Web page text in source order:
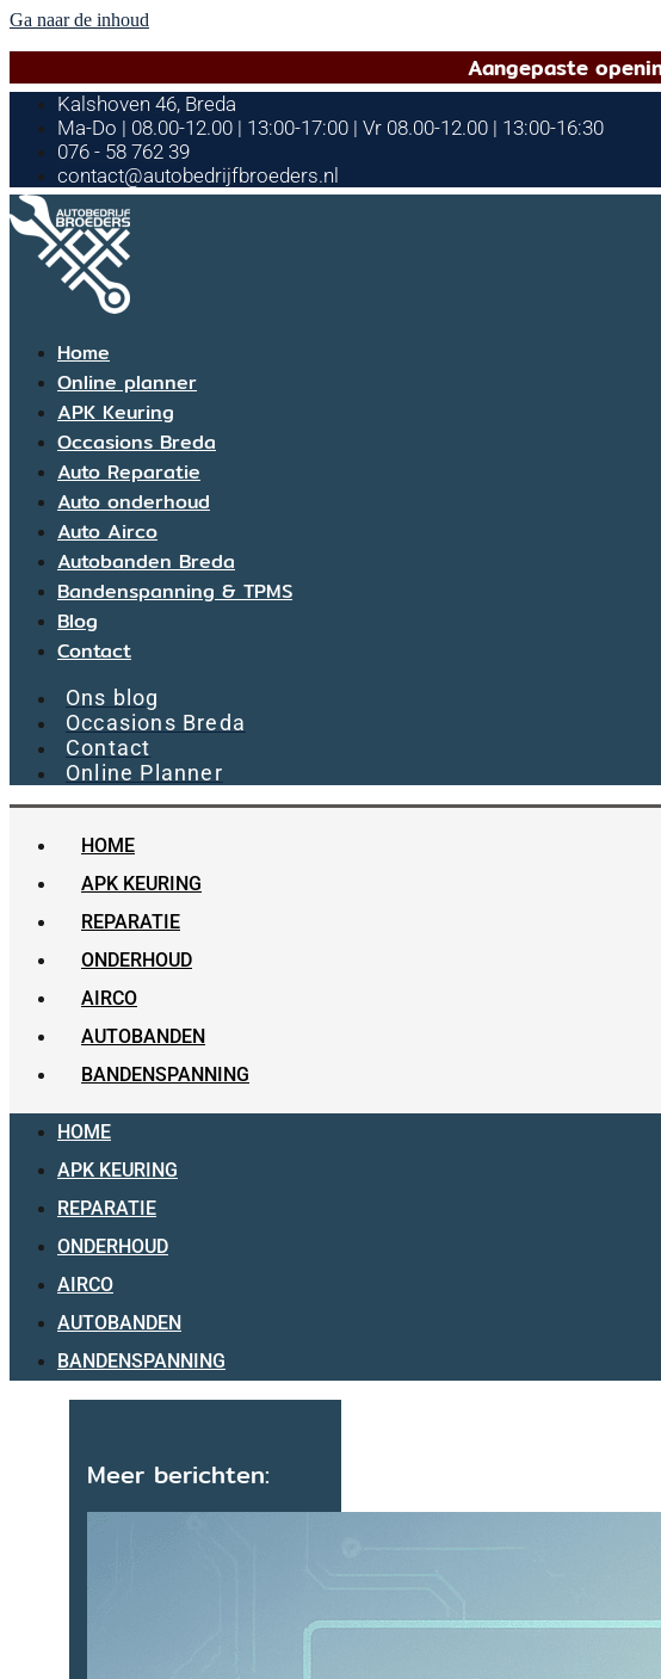
Ga naar de inhoud
Aangepaste
Kalshoven 46, Breda
Ma-Do | 08.00-12.00 | 13:00-17:00 | Vr 08.00-12.00 | 13:00-16:30
076 - 58 762 39
contact@autobedrijfbroeders.nl
Home
Online planner
APK Keuring
Occasions Breda
Auto Reparatie
Auto onderhoud
Auto Airco
Autobanden Breda
Bandenspanning & TPMS
Blog
Contact
Ons blog
Occasions Breda
Contact
Online Planner
HOME
APK KEURING
REPARATIE
ONDERHOUD
AIRCO
AUTOBANDEN
BANDENSPANNING
HOME
APK KEURING
REPARATIE
ONDERHOUD
AIRCO
AUTOBANDEN
BANDENSPANNING
Meer berichten: